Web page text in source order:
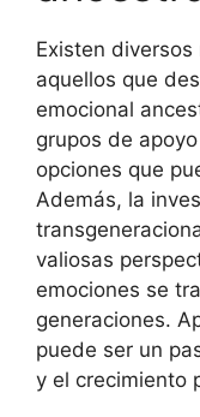
Existen
aquellos que
emocional
grupos de
opciones que
Además, la
valiosas
emociones se
generaciones.
puede ser un
y el crecimiento